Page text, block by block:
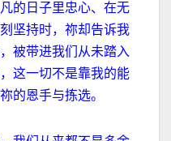
的日子里忠心、在无
坚持时，祢却告诉我
被带进我们从未踏入
这一切不是靠我的能
的恩手与拣选。